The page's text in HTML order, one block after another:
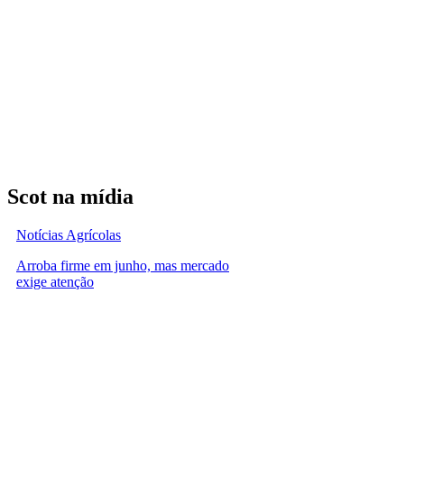
Scot na mídia
Notícias Agrícolas
Arroba firme em junho, mas mercado
exige atenção